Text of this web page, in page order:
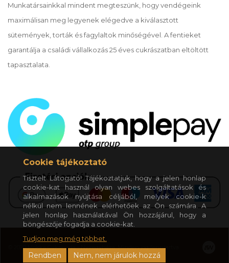
Munkatársainkkal mindent megteszünk, hogy vendégeink
maximálisan meg legyenek elégedve a kiválasztott
sütemények, torták és fagylaltok minőségével. A fentieket
garantálja a családi vállalkozás 25 éves cukrászatban eltöltött
tapasztalata.
© 2020 Mokka Cukrászda - Nyíregyháza. Minden jog fenntartva.
Cookie tájékoztató
Tisztelt Látogató! Tájékoztatjuk, hogy a jelen honlap
cookie-kat használ olyan webes szolgáltatások és
alkalmazások nyújtása céljából, melyek cookie-k
nélkül nem lennének elérhetőek az Ön számára. A
jelen honlap használatával Ön hozzájárul, hogy a
böngészője fogadja a cookie-kat.
Tudjon meg még többet.
Rendben Nem, nem járulok hozzá